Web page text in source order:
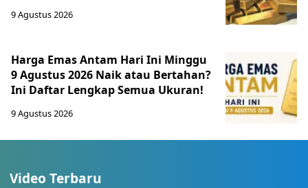
9 Agustus 2026
Harga Emas Antam Hari Ini Minggu
9 Agustus 2026 Naik atau Bertahan?
Ini Daftar Lengkap Semua Ukuran!
9 Agustus 2026
Video Terbaru